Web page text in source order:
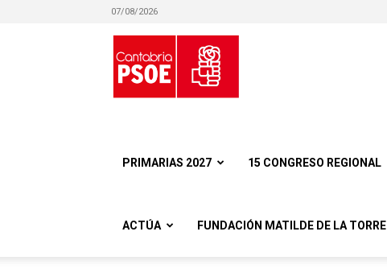
07/08/2026
PRIMARIAS 2027 15 CONGRESO REGIONAL
ACTÚA FUNDACIÓN MATILDE DE LA TORRE